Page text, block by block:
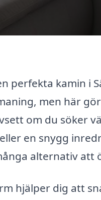
perfekta kamin i
men här
om du söker
en snygg
alternativ att
hjälper dig att